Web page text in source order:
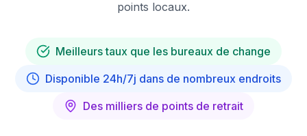
points locaux.
Meilleurs taux que les bureaux de change
Disponible 24h/7j dans de nombreux endroits
Des milliers de points de retrait